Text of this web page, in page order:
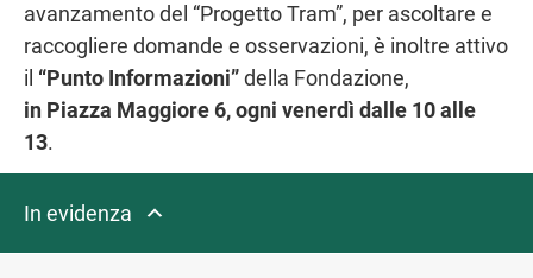
avanzamento del “Progetto Tram”, per ascoltare e
raccogliere domande e osservazioni, è inoltre attivo
il “Punto Informazioni”della Fondazione,
in Piazza Maggiore 6, ogni venerdì dalle 10 alle
13.
In evidenza